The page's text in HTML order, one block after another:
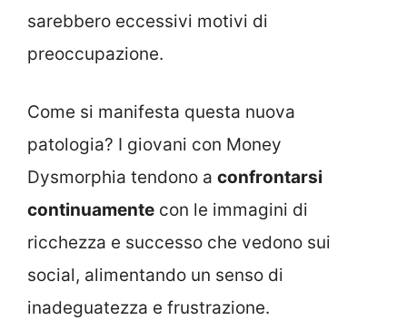
sarebbero eccessivi motivi di
preoccupazione.
Come si manifesta questa nuova
patologia? I giovani con Money
Dysmorphia tendono a confrontarsi
continuamente con le immagini di
ricchezza e successo che vedono sui
social, alimentando un senso di
inadeguatezza e frustrazione.